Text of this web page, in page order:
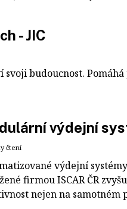
- JIC
budoucnost.
výdejní
čtení
výdejní
firmou ISCAR ČR
nejen na samotném